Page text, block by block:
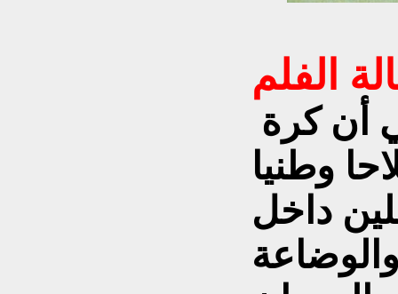
الفلم
أن كرة
وطنيا
داخل